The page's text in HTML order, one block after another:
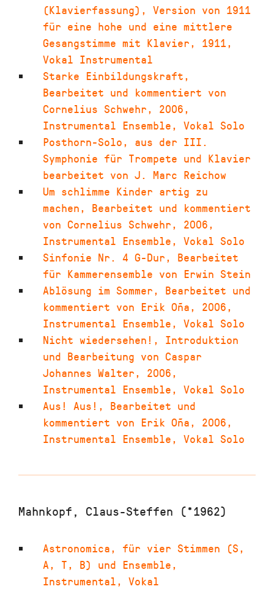
(Klavierfassung) , Version von 1911
für eine hohe und eine mittlere
Gesangstimme mit Klavier, 1911,
Vokal Instrumental
Starke Einbildungskraft,
Bearbeitet und kommentiert von
Cornelius Schwehr, 2006,
Instrumental Ensemble, Vokal Solo
Posthorn-Solo, aus der III.
Symphonie für Trompete und Klavier
bearbeitet von J. Marc Reichow
Um schlimme Kinder artig zu
machen, Bearbeitet und kommentiert
von Cornelius Schwehr, 2006,
Instrumental Ensemble, Vokal Solo
Sinfonie Nr. 4 G-Dur, Bearbeitet
für Kammerensemble von Erwin Stein
Ablösung im Sommer, Bearbeitet und
kommentiert von Erik Oña, 2006,
Instrumental Ensemble, Vokal Solo
Nicht wiedersehen! , Introduktion
und Bearbeitung von Caspar
Johannes Walter, 2006,
Instrumental Ensemble, Vokal Solo
Aus! Aus! , Bearbeitet und
kommentiert von Erik Oña, 2006,
Instrumental Ensemble, Vokal Solo
Mahnkopf, Claus-Steffen (*1962)
Astronomica, für vier Stimmen (S,
A, T, B) und Ensemble,
Instrumental, Vokal